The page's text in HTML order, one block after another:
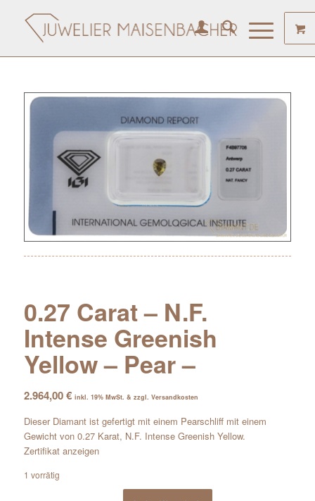
0.27 Carat – N.F.
Intense Greenish
Yellow – Pear –
2.964,00€ inkl. 19% MwSt. & zzgl. Versandkosten
Dieser Diamant ist gefertigt mit einem Pearschliff mit einem
Gewicht von 0.27 Karat, N.F. Intense Greenish Yellow.
Zertifikat anzeigen
1 vorrätig